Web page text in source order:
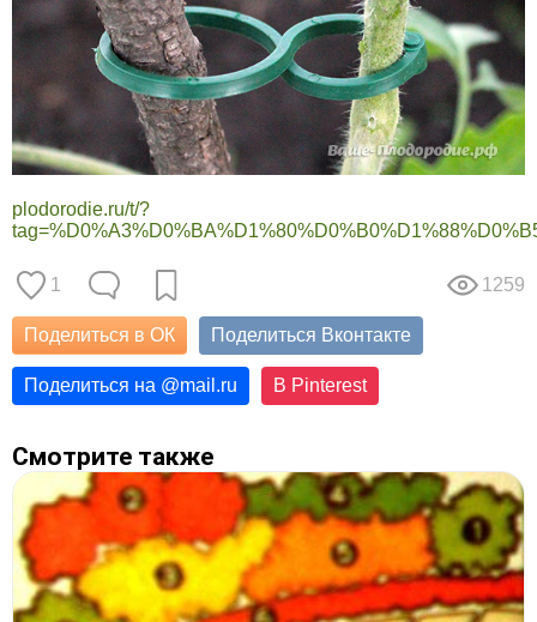
plodorodie.ru/t/?
1 1259
Поделиться в ОК Поделиться Вконтакте
Поделиться на @mail.ru В Pinterest
Смотрите также